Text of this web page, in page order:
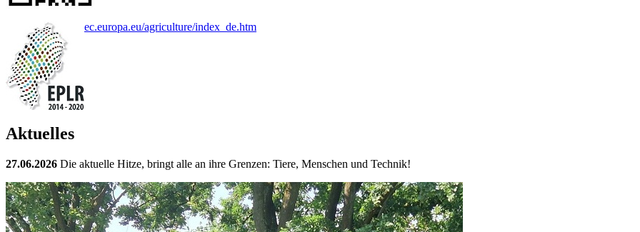
ec.europa.eu/agriculture/index_de.htm
Aktuelles
27.06.2026 Die aktuelle Hitze, bringt alle an ihre Grenzen: Tiere, Menschen und Technik!